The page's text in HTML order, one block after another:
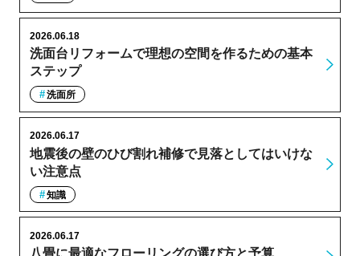
洗面台リフォームで理想の空間を作るための基本
ステップ
2026.06.18
洗面所
地震後の壁のひび割れ補修で見落としてはいけな
い注意点
2026.06.17
知識
八畳に最適なフローリングの選び方と予算
2026.06.17